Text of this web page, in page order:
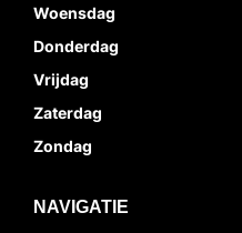
Woensdag
Donderdag
Vrijdag
Zaterdag
Zondag
NAVIGATIE